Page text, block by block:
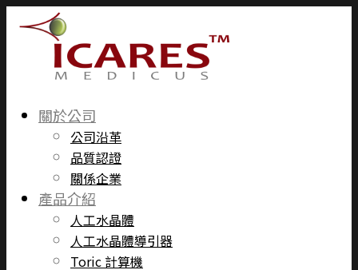
關於公司
公司沿革
品質認證
關係企業
產品介紹
人工水晶體
人工水晶體導引器
Toric 計算機